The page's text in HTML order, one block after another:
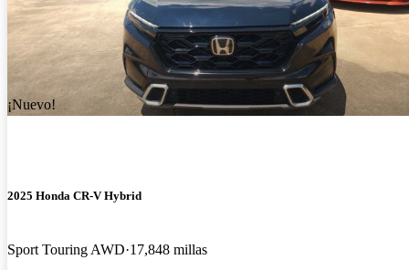
¡Nuevo!
2025 Honda CR-V Hybrid
Sport Touring AWD 17,848 millas